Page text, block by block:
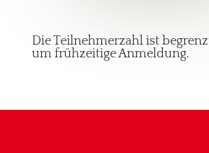
Die Teilnehmerzahl ist
um frühzeitige Anmeldung.